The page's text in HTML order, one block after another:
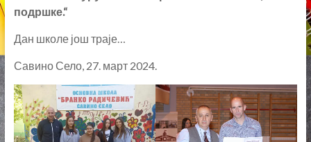
Дан школе још траје…
Савино Село, 27. март 2024.